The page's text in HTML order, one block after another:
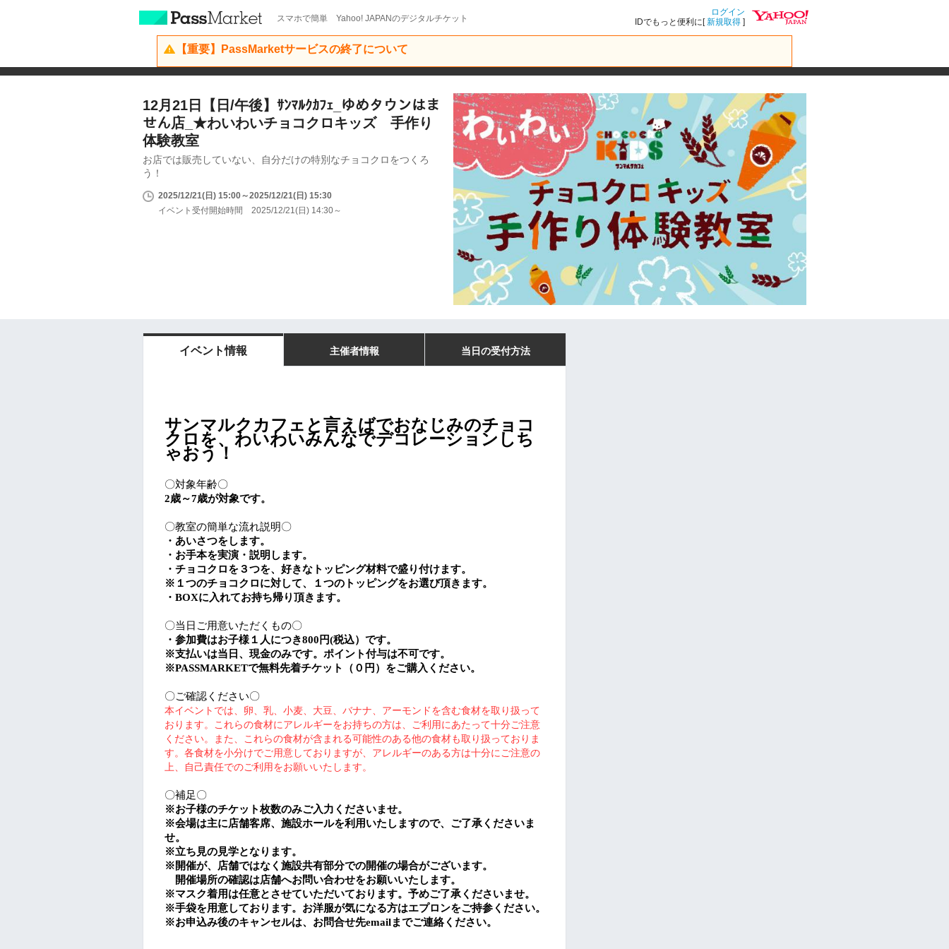
スマホで簡単 Yahoo! JAPANのデジタルチケット
ログイン
IDでもっと便利に[新規取得 ]
【重要】PassMarketサービスの終了について
12月21日【日/午後】ｻﾝﾏﾙｸｶﾌｪ_ゆめタウンはま
せん店_★わいわいチョコクロキッズ 手作り
体験教室
お店では販売していない、自分だけの特別なチョコクロをつくろ
う！
2025/12/21(日) 15:00～2025/12/21(日) 15:30
イベント受付開始時間 2025/12/21(日) 14:30～
イベント情報 主催者情報 当日の受付方法
サンマルクカフェと言えばでおなじみのチョコ
クロを、わいわいみんなでデコレーションしち
ゃおう！
〇対象年齢〇
2歳～7歳が対象です。
〇教室の簡単な流れ説明〇
・あいさつをします。
・お手本を実演・説明します。
・チョコクロを３つを、好きなトッピング材料で盛り付けます。
※１つのチョコクロに対して、１つのトッピングをお選び頂きます。
・BOXに入れてお持ち帰り頂きます。
〇当日ご用意いただくもの〇
・参加費はお子様１人につき800 円(税込）です。
※支払いは当日、現金のみです。ポイント付与は不可です。
※PASSMARKETで無料先着チケット（０円）をご購入ください。
〇ご確認ください〇
本イベントでは、卵、乳、小麦、大豆、バナナ、アーモンドを含む食材を取り扱って
おります。これらの食材にアレルギーをお持ちの方は、ご利用にあたって十分ご注意
ください。
また、これらの食材が含まれる可能性のある他の食材も取り扱っておりま
す。各食材を小分けでご用意しておりますが、アレルギーのある方は十分にご注意の
上、自己責任でのご利用をお願いいたします。
〇補足〇
※お子様のチケット枚数のみご入力くださいませ。
※会場は主に店舗客席、施設ホールを利用いたしますので、ご了承くださいま
せ。
※立ち見の見学となります。
※開催が、店舗ではなく施設共有部分での開催の場合がございます。
開催場所の確認は店舗へお問い合わせをお願いいたします。
※マスク着用は任意とさせていただいております。予めご了承くださいませ。
※手袋を用意しております。お洋服が気になる方はエプロンをご持参ください。
※お申込み後のキャンセルは、お問合せ先emailまでご連絡ください。